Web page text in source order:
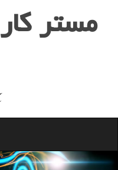
مستر كار